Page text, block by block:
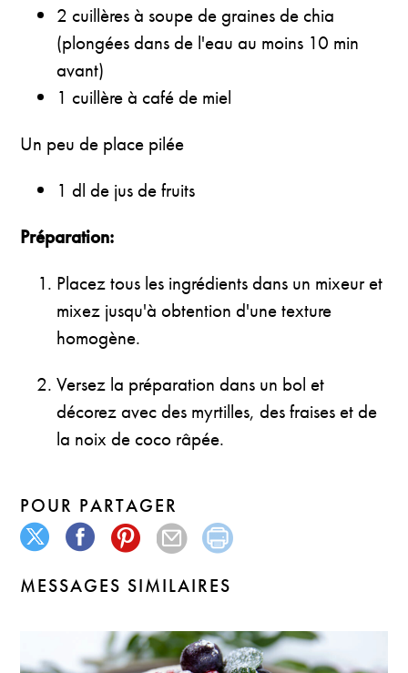
2 cuillères à soupe de graines de chia
(plongées dans de l'eau au moins 10 min
avant)
1 cuillère à café de miel
Un peu de place pilée
1 dl de jus de fruits
Préparation:
Placez tous les ingrédients dans un mixeur et
mixez jusqu'à obtention d'une texture
homogène.
Versez la préparation dans un bol et
décorez avec des myrtilles, des fraises et de
la noix de coco râpée.
POUR PARTAGER
MESSAGES SIMILAIRES